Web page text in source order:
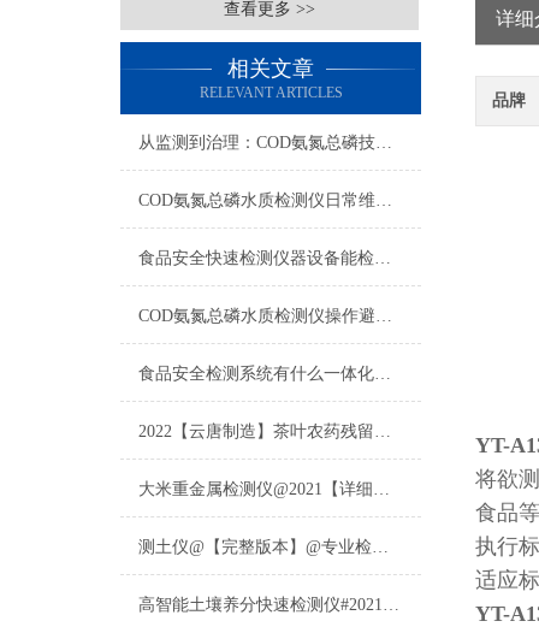
查看更多 >>
相关文章
RELEVANT ARTICLES
从监测到治理：COD氨氮总磷技术的双领域实战解析
COD氨氮总磷水质检测仪日常维护与试剂管理，降低故障率就靠这几招
食品安全快速检测仪器设备能检什么？一张表说清适用范围
COD氨氮总磷水质检测仪操作避坑指南：这几个步骤直接影响数据准确性
食品安全检测系统有什么一体化配置·2023仪器仪表推荐·山东云唐
2022【云唐制造】茶叶农药残留检测仪多少钱一台@山东云唐仪器仪表制造
大米重金属检测仪@2021【详细版本】@专业检测大米重金属仪器仪表
测土仪@【完整版本】@专业检测土壤的仪器仪表
高智能土壤养分快速检测仪#2021【土壤养分检测专用仪器仪表】
详细
品牌
YT-
将欲
食品
执行
适应
YT-